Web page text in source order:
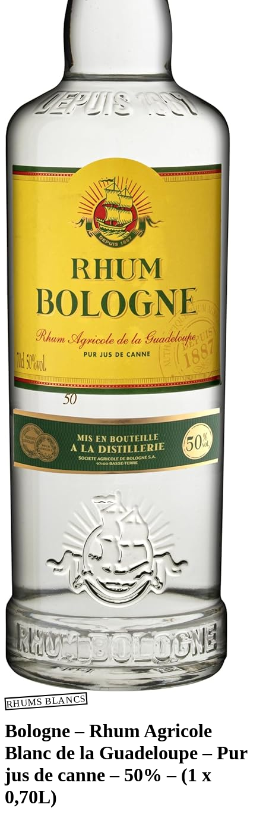
RHUMS BLANCS
Bologne – Rhum Agricole
Blanc de la Guadeloupe – Pur
jus de canne – 50% – (1 x
0,70L)